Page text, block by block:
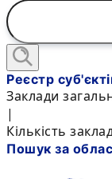
Реєстр
Заклади
|
Кількість
Пошук за